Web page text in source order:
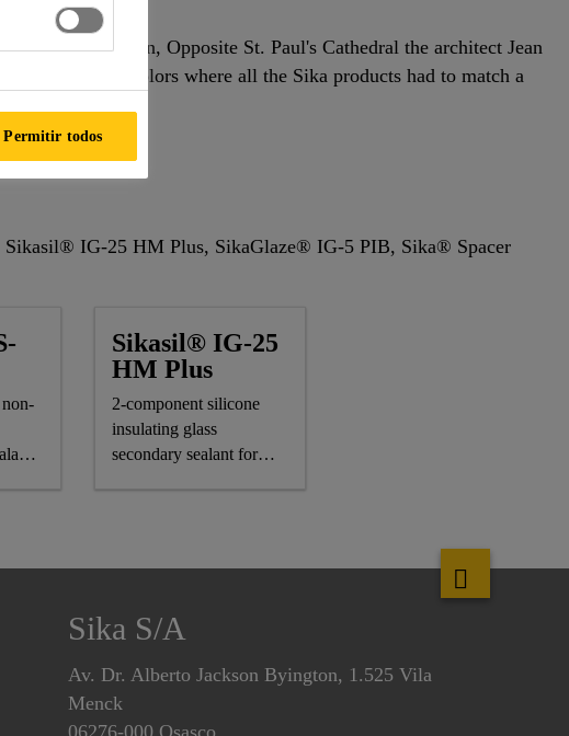
in London, Opposite St. Paul's Cathedral the architect Jean
in warm colors where all the Sika products had to match a
IG-25 HM Plus, SikaGlaze® IG-5 PIB, Sika® Spacer
Sikasil® IG-25
HM Plus
2-component silicone
insulating glass
secondary sealant for
Sika S/A
Av. Dr. Alberto Jackson Byington, 1.525 Vila
Menck
Permitir todos